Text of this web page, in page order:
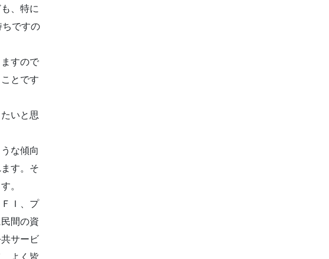
、特に
ですの
すので
とです
いと思
な傾向
す。そ
。
Ｉ、プ
間の資
サービ